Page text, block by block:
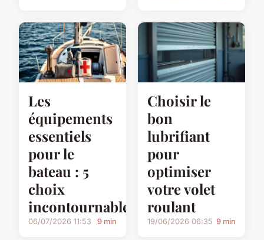
Les
équipements
essentiels
pour le
bateau : 5
choix
incontournables
06/07/2026 11:53 9 min
Choisir le
bon
lubrifiant
pour
optimiser
votre volet
roulant
19/06/2026 06:35 9 min